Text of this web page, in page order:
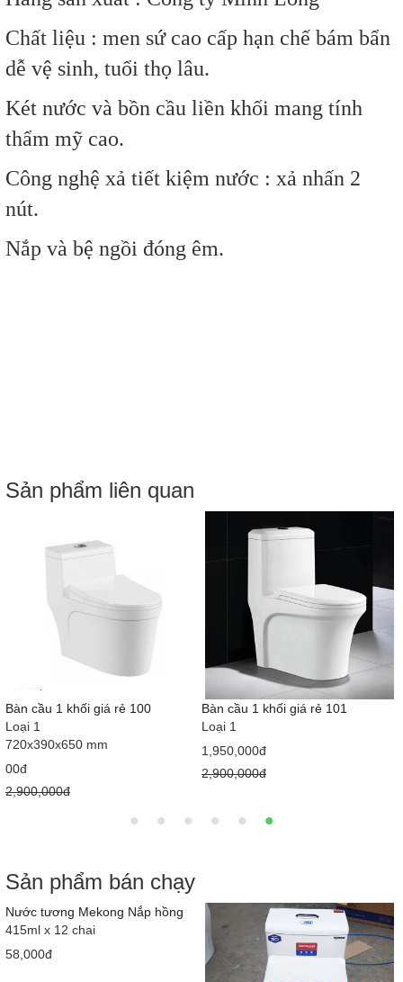
Chất liệu : men sứ cao cấp hạn chế bám bẩn
dễ vệ sinh, tuổi thọ lâu.
Két nước và bồn cầu liền khối mang tính
thẩm mỹ cao.
Công nghệ xả tiết kiệm nước : xả nhấn 2
nút.
Nắp và bệ ngồi đóng êm.
Sản phẩm liên quan
Bàn cầu 1 khối giá rẻ 100
Loại 1
720x390x650 mm
00đ
2,900,000đ
Bàn cầu 1 khối giá rẻ 101
Loại 1
1,950,000đ
2,900,000đ
Sản phẩm bán chạy
Nước tương Mekong Nắp hồng
415ml x 12 chai
58,000đ